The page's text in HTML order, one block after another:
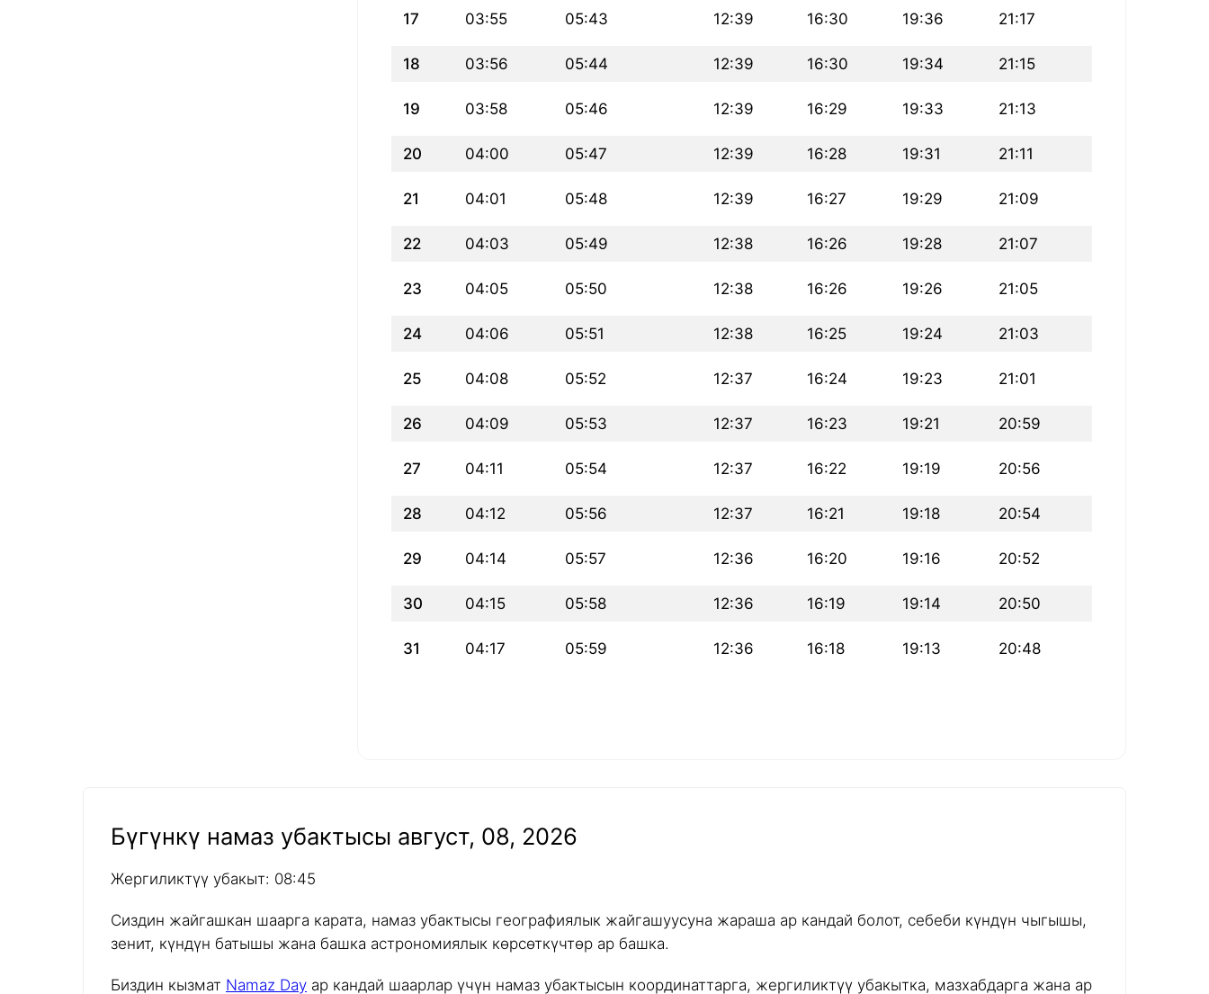
17 03:55 05:43 12:39 16:30 19:36 21:17
18 03:56 05:44 12:39 16:30 19:34 21:15
19 03:58 05:46 12:39 16:29 19:33 21:13
20 04:00 05:47 12:39 16:28 19:31 21:11
21 04:01 05:48 12:39 16:27 19:29 21:09
22 04:03 05:49 12:38 16:26 19:28 21:07
23 04:05 05:50 12:38 16:26 19:26 21:05
24 04:06 05:51 12:38 16:25 19:24 21:03
25 04:08 05:52 12:37 16:24 19:23 21:01
26 04:09 05:53 12:37 16:23 19:21 20:59
27 04:11 05:54 12:37 16:22 19:19 20:56
28 04:12 05:56 12:37 16:21 19:18 20:54
29 04:14 05:57 12:36 16:20 19:16 20:52
30 04:15 05:58 12:36 16:19 19:14 20:50
31 04:17 05:59 12:36 16:18 19:13 20:48
Бүгүнкү намаз убактысы август, 08, 2026
Жергиликтүү убакыт: 08:45
Сиздин жайгашкан шаарга карата, намаз убактысы географиялык жайгашуусуна жараша ар кандай болот, себеби күндүн чыгышы,
зенит, күндүн батышы жана башка астрономиялык көрсөткүчтөр ар башка.
Биздин кызмат Namaz Day ар кандай шаарлар үчүн намаз убактысын координаттарга, жергиликтүү убакытка, мазхабдарга жана ар